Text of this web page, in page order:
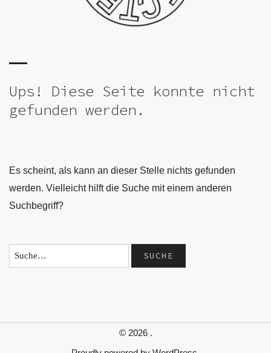
Ups! Diese Seite konnte nicht
gefunden werden.
Es scheint, als kann an dieser Stelle nichts gefunden
werden. Vielleicht hilft die Suche mit einem anderen
Suchbegriff?
© 2026 .